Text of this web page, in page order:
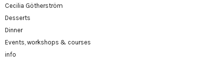
Cecilia Götherström
Desserts
Dinner
Events, workshops & courses
info